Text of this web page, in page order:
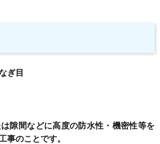
ぎ目
隙間などに高度の防水性・機密性等を
事のことです。